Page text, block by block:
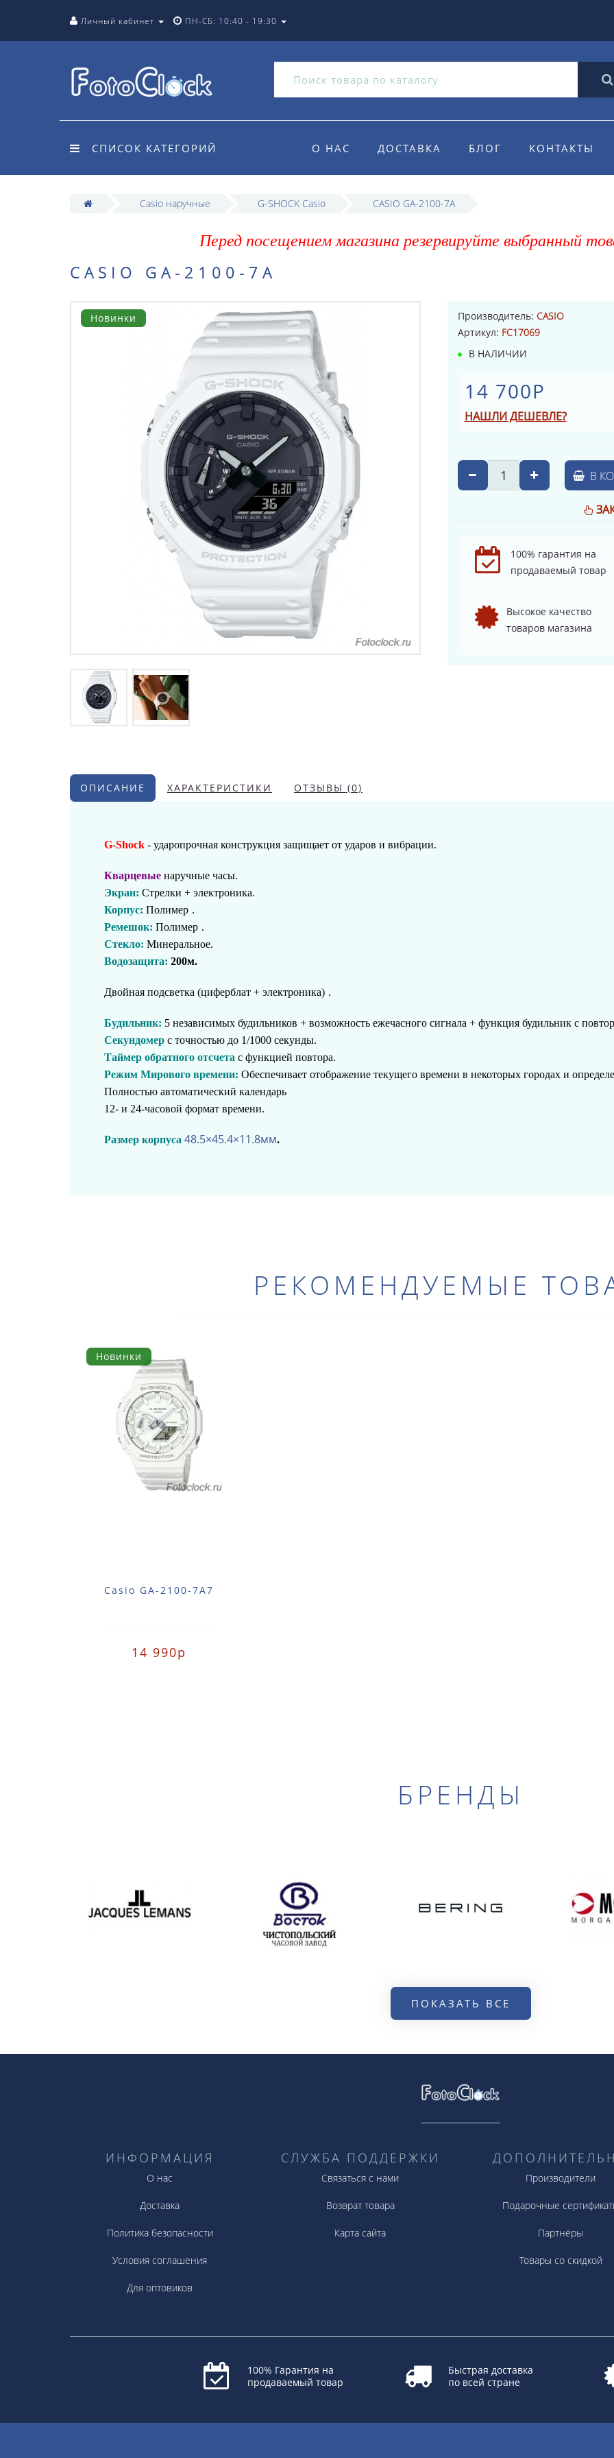
Личный кабинет ПН-СБ: 10:40 - 19:30
СПИСОК КАТЕГОРИЙ О НАС ДОСТАВКА БЛОГ КОНТАКТЫ
Casio наручные G-SHOCK Casio CASIO GA-2100-7A
Перед посещением магазина резервируйте выбранный
CASIO GA-2100-7A
Новинки Производитель: CASIO
Артикул: FC17069
В НАЛИЧИИ
14 700Р
НАШЛИ ДЕШЕВЛЕ?
В
100% гарантия на
продаваемый товар
Высокое качество
товаров магазина
ОПИСАНИЕ ХАРАКТЕРИСТИКИ ОТЗЫВЫ (0)
G-Shock - ударопрочная конструкция защищает от ударов и вибрации.
Кварцевые наручные часы.
Экран: Стрелки + электроника.
Корпус: Полимер .
Ремешок: Полимер .
Стекло: Минеральное.
Водозащита: 200м.
Двойная подсветка (циферблат + электроника) .
Будильник: 5 независимых будильников + возможность ежечасного сигнала + функция будильник с
Секундомер с точностью до 1/1000 секунды.
Таймер обратного отсчета с функцией повтора.
Режим Мирового времени: Обеспечивает отображение текущего времени в некоторых городах и
Полностью автоматический календарь
12- и 24-часовой формат времени.
Размер корпуса 48.5×45.4×11.8мм.
РЕКОМЕНДУЕМЫЕ
Новинки
Casio GA-2100-7A7
14 990р
БРЕНДЫ
ПОКАЗАТЬ ВСЕ
ИНФОРМАЦИЯ
О нас
Доставка
Политика безопасности
Условия соглашения
Для оптовиков
СЛУЖБА ПОДДЕРЖКИ
Связаться с нами
Возврат товара
Карта сайта
Производители
Подарочные
Партнёры
Товары со скидкой
100% Гарантия на
продаваемый товар
Быстрая доставка
по всей стране